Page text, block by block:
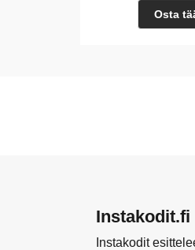
Osta
Instakodit.fi
Instakodit